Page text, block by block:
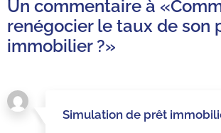
Un commentaire à
renégocier le taux de son
immobilier ?»
Simulation de prêt